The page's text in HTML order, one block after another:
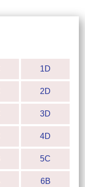
1D
2D
3D
4D
5C
6B